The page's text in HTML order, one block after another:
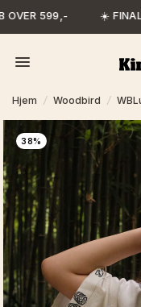
599,- ☀️ FINAL
Hjem / Woodbird /
38%